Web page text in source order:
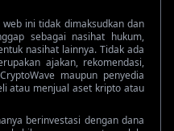
ini tidak dimaksudkan dan
sebagai nasihat hukum,
nasihat lainnya. Tidak ada
ajakan, rekomendasi,
maupun penyedia
atau menjual aset kripto atau
berinvestasi dengan dana